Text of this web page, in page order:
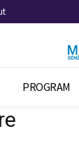
PROGRAM